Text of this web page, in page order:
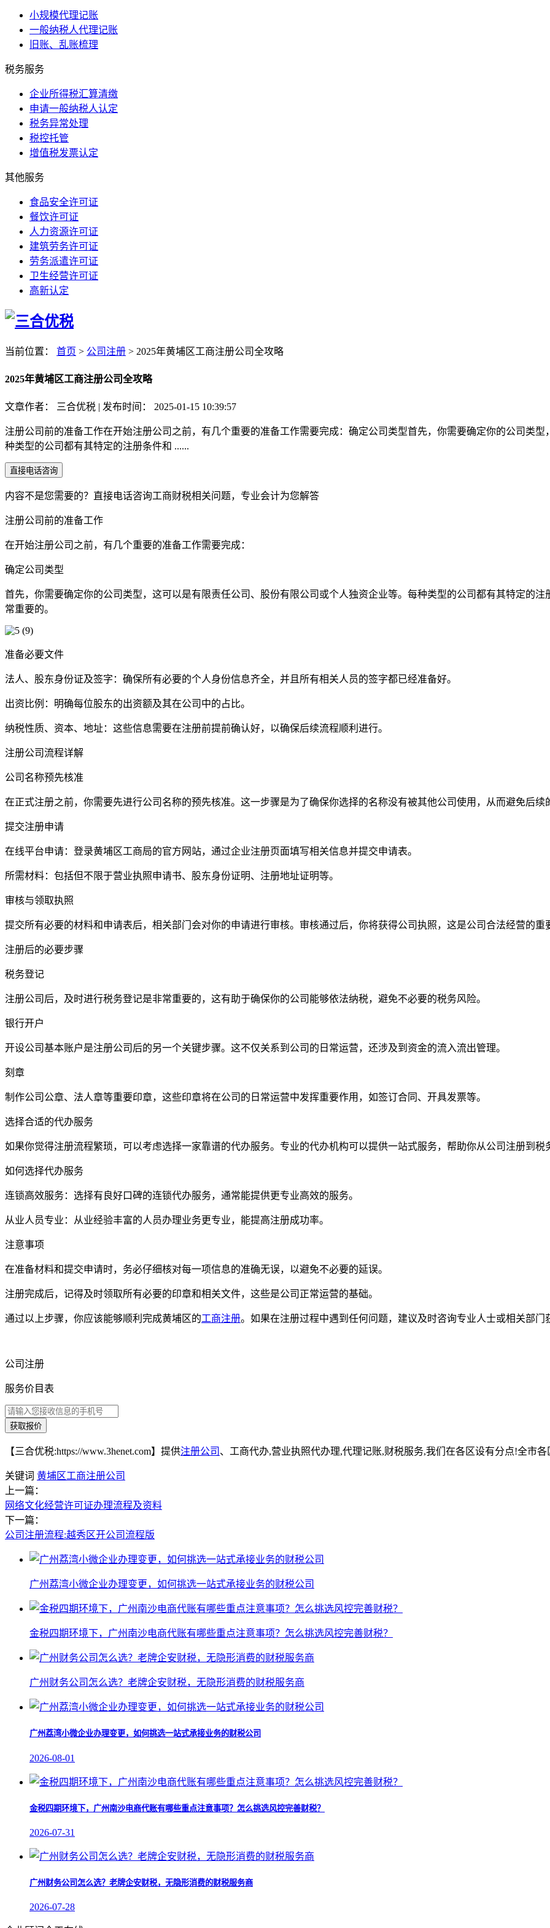
小规模代理记账
一般纳税人代理记账
旧账、乱账梳理
税务服务
企业所得税汇算清缴
申请一般纳税人认定
税务异常处理
税控托管
增值税发票认定
其他服务
食品安全许可证
餐饮许可证
人力资源许可证
建筑劳务许可证
劳务派遣许可证
卫生经营许可证
高新认定
当前位置： 首页 > 公司注册 > 2025年黄埔区工商注册公司全攻略
2025年黄埔区工商注册公司全攻略
文章作者： 三合优税 | 发布时间： 2025-01-15 10:39:57
注册公司前的准备工作在开始注册公司之前，有几个重要的准备工作需要完成：确定公司类型首先，你需要确定你的公司类
种类型的公司都有其特定的注册条件和 ......
直接电话咨询
内容不是您需要的？直接电话咨询工商财税相关问题，专业会计为您解答
注册公司前的准备工作
在开始注册公司之前，有几个重要的准备工作需要完成：
确定公司类型
首先，你需要确定你的公司类型，这可以是有限责任公司、股份有限公司或个人独资企业等。每种类型的公司都有其特定的
常重要的。
准备必要文件
法人、股东身份证及签字：确保所有必要的个人身份信息齐全，并且所有相关人员的签字都已经准备好。
出资比例：明确每位股东的出资额及其在公司中的占比。
纳税性质、资本、地址：这些信息需要在注册前提前确认好，以确保后续流程顺利进行。
注册公司流程详解
公司名称预先核准
在正式注册之前，你需要先进行公司名称的预先核准。这一步骤是为了确保你选择的名称没有被其他公司使用，从而避免后续
提交注册申请
在线平台申请：登录黄埔区工商局的官方网站，通过企业注册页面填写相关信息并提交申请表。
所需材料：包括但不限于营业执照申请书、股东身份证明、注册地址证明等。
审核与领取执照
提交所有必要的材料和申请表后，相关部门会对你的申请进行审核。审核通过后，你将获得公司执照，这是公司合法经营的重
注册后的必要步骤
税务登记
注册公司后，及时进行税务登记是非常重要的，这有助于确保你的公司能够依法纳税，避免不必要的税务风险。
银行开户
开设公司基本账户是注册公司后的另一个关键步骤。这不仅关系到公司的日常运营，还涉及到资金的流入流出管理。
刻章
制作公司公章、法人章等重要印章，这些印章将在公司的日常运营中发挥重要作用，如签订合同、开具发票等。
选择合适的代办服务
如果你觉得注册流程繁琐，可以考虑选择一家靠谱的代办服务。专业的代办机构可以提供一站式服务，帮助你从公司注册到
如何选择代办服务
连锁高效服务：选择有良好口碑的连锁代办服务，通常能提供更专业高效的服务。
从业人员专业：从业经验丰富的人员办理业务更专业，能提高注册成功率。
注意事项
在准备材料和提交申请时，务必仔细核对每一项信息的准确无误，以避免不必要的延误。
注册完成后，记得及时领取所有必要的印章和相关文件，这些是公司正常运营的基础。
通过以上步骤，你应该能够顺利完成黄埔区的工商注册。如果在注册过程中遇到任何问题，建议及时咨询专业人士或相关部门
公司注册
服务价目表
获取报价
【三合优税:https://www.3henet.com】提供注册公司 、工商代办,营业执照代办理,代理记账,财税服务,我们在各区设有分点!全市
关键词 黄埔区工商注册公司
上一篇：
网络文化经营许可证办理流程及资料
下一篇：
公司注册流程:越秀区开公司流程版
广州荔湾小微企业办理变更，如何挑选一站式承接业务的财税公司
金税四期环境下，广州南沙电商代账有哪些重点注意事项？怎么挑选风控完善财税？
广州财务公司怎么选？老牌企安财税，无隐形消费的财税服务商
广州荔湾小微企业办理变更，如何挑选一站式承接业务的财税公司
2026-08-01
金税四期环境下，广州南沙电商代账有哪些重点注意事项？怎么挑选风控完善财税？
2026-07-31
广州财务公司怎么选？老牌企安财税，无隐形消费的财税服务商
2026-07-28